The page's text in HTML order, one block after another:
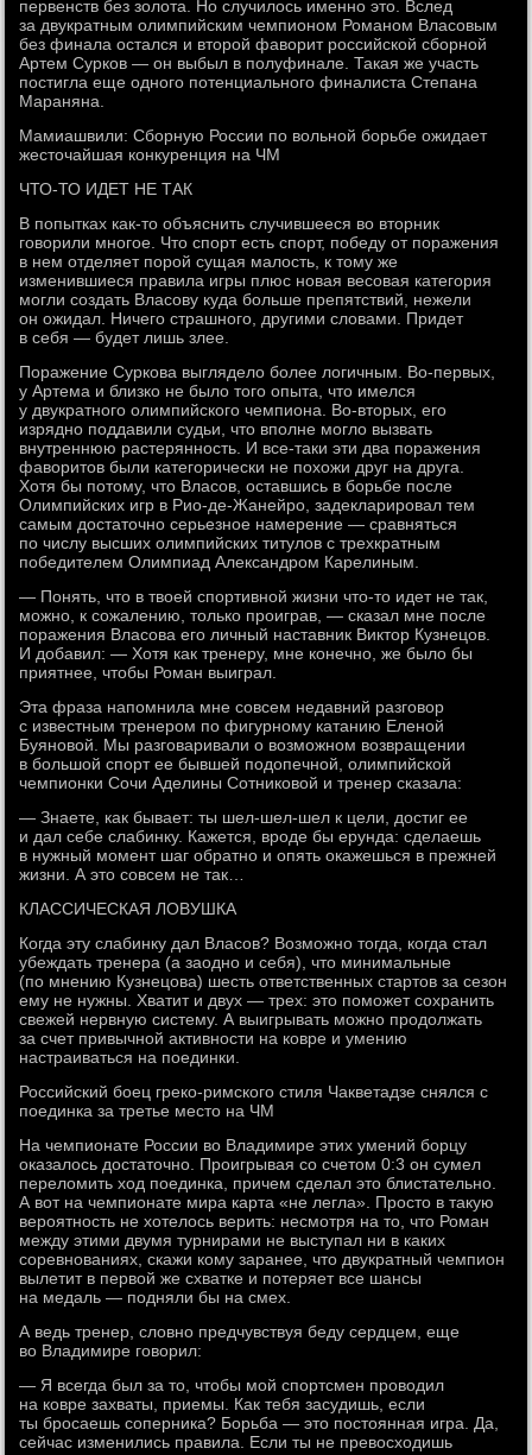
первенств без золота. Но случилось именно это. Вслед
за двукратным олимпийским чемпионом Романом Власовым
без финала остался и второй фаворит российской сборной
Артем Сурков — он выбыл в полуфинале. Такая же участь
постигла еще одного потенциального финалиста Степана
Мараняна.
Мамиашвили: Сборную России по вольной борьбе ожидает
жесточайшая конкуренция на ЧМ
ЧТО-ТО ИДЕТ НЕ ТАК
В попытках как-то объяснить случившееся во вторник
говорили многое. Что спорт есть спорт, победу от поражения
в нем отделяет порой сущая малость, к тому же
изменившиеся правила игры плюс новая весовая категория
могли создать Власову куда больше препятствий, нежели
он ожидал. Ничего страшного, другими словами. Придет
в себя — будет лишь злее.
Поражение Суркова выглядело более логичным. Во-первых,
у Артема и близко не было того опыта, что имелся
у двукратного олимпийского чемпиона. Во-вторых, его
изрядно поддавили судьи, что вполне могло вызвать
внутреннюю растерянность. И все-таки эти два поражения
фаворитов были категорически не похожи друг на друга.
Хотя бы потому, что Власов, оставшись в борьбе после
Олимпийских игр в Рио-де-Жанейро, задекларировал тем
самым достаточно серьезное намерение — сравняться
по числу высших олимпийских титулов с трехкратным
победителем Олимпиад Александром Карелиным.
— Понять, что в твоей спортивной жизни что-то идет не так,
можно, к сожалению, только проиграв, — сказал мне после
поражения Власова его личный наставник Виктор Кузнецов.
И добавил: — Хотя как тренеру, мне конечно, же было бы
приятнее, чтобы Роман выиграл.
Эта фраза напомнила мне совсем недавний разговор
с известным тренером по фигурному катанию Еленой
Буяновой. Мы разговаривали о возможном возвращении
в большой спорт ее бывшей подопечной, олимпийской
чемпионки Сочи Аделины Сотниковой и тренер сказала:
— Знаете, как бывает: ты шел-шел-шел к цели, достиг ее
и дал себе слабинку. Кажется, вроде бы ерунда: сделаешь
в нужный момент шаг обратно и опять окажешься в прежней
жизни. А это совсем не так…
КЛАССИЧЕСКАЯ ЛОВУШКА
Когда эту слабинку дал Власов? Возможно тогда, когда стал
убеждать тренера (а заодно и себя), что минимальные
(по мнению Кузнецова) шесть ответственных стартов за сезон
ему не нужны. Хватит и двух — трех: это поможет сохранить
свежей нервную систему. А выигрывать можно продолжать
за счет привычной активности на ковре и умению
настраиваться на поединки.
Российский боец греко-римского стиля Чакветадзе снялся с
поединка за третье место на ЧМ
На чемпионате России во Владимире этих умений борцу
оказалось достаточно. Проигрывая со счетом 0:3 он сумел
переломить ход поединка, причем сделал это блистательно.
А вот на чемпионате мира карта «не легла». Просто в такую
вероятность не хотелось верить: несмотря на то, что Роман
между этими двумя турнирами не выступал ни в каких
соревнованиях, скажи кому заранее, что двукратный чемпион
вылетит в первой же схватке и потеряет все шансы
на медаль — подняли бы на смех.
А ведь тренер, словно предчувствуя беду сердцем, еще
во Владимире говорил:
— Я всегда был за то, чтобы мой спортсмен проводил
на ковре захваты, приемы. Как тебя засудишь, если
ты бросаешь соперника? Борьба — это постоянная игра. Да,
сейчас изменились правила. Если ты не превосходишь